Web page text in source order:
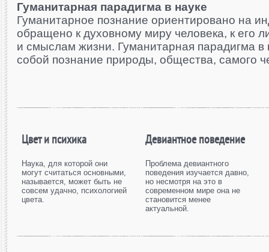
Гуманитарная парадигма в науке
Гуманитарное познание ориентировано на
обращено к духовному миру человека, к его
и смыслам жизни. Гуманитарная парадигма в
собой познание природы, общества, самого
Цвет и психика
Наука, для которой они
могут считаться основными,
называется, может быть не
совсем удачно, психологией
цвета.
Девиантное поведение
Проблема девиантного
поведения изучается давно,
но несмотря на это в
современном мире она не
становится менее
актуальной.